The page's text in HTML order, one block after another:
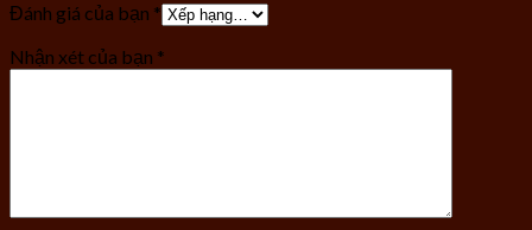
Đánh giá của bạn *
Nhận xét của bạn *